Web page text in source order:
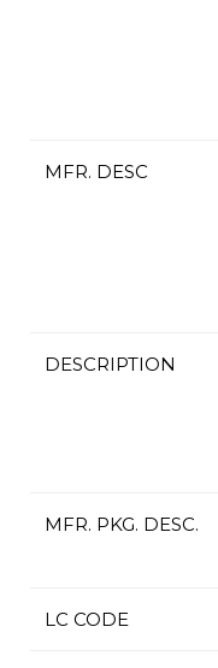
MFR. DESC
DESCRIPTION
MFR. PKG. DESC.
LC CODE